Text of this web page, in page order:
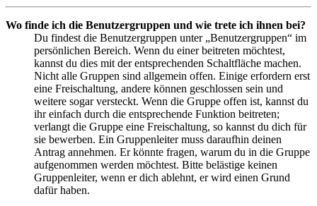
Wo finde ich die Benutzergruppen und wie trete ich ihnen bei?
Du findest die Benutzergruppen unter „Benutzergruppen“ im
persönlichen Bereich. Wenn du einer beitreten möchtest,
kannst du dies mit der entsprechenden Schaltfläche machen.
Nicht alle Gruppen sind allgemein offen. Einige erfordern erst
eine Freischaltung, andere können geschlossen sein und
weitere sogar versteckt. Wenn die Gruppe offen ist, kannst du
ihr einfach durch die entsprechende Funktion beitreten;
verlangt die Gruppe eine Freischaltung, so kannst du dich für
sie bewerben. Ein Gruppenleiter muss daraufhin deinen
Antrag annehmen. Er könnte fragen, warum du in die Gruppe
aufgenommen werden möchtest. Bitte belästige keinen
Gruppenleiter, wenn er dich ablehnt, er wird einen Grund
dafür haben.